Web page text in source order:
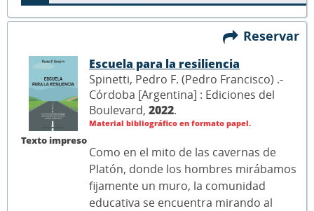
Reservar
Texto impreso
Escuela para la resiliencia
Spinetti, Pedro F. (Pedro Francisco) .-
Córdoba [Argentina] : Ediciones del
Boulevard, 2022.
Material bibliográfico en formato papel.
Como en el mito de las cavernas de
Platón, donde los hombres mirábamos
fijamente un muro, la comunidad
educativa se encuentra mirando al